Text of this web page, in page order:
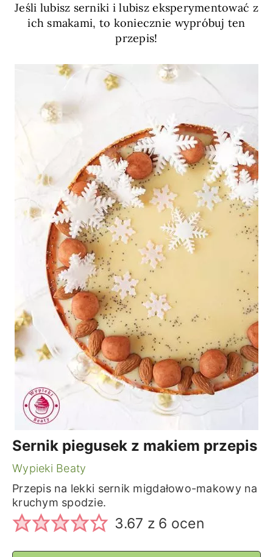
Jeśli lubisz serniki i lubisz eksperymentować z
ich smakami, to koniecznie wypróbuj ten
przepis!
Sernik piegusek z makiem przepis
Wypieki Beaty
Przepis na lekki sernik migdałowo-makowy na
kruchym spodzie.
3.67 z 6 ocen